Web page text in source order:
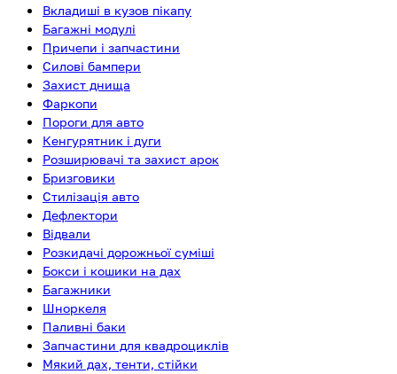
Вкладиші в кузов пікапу
Багажні модулі
Причепи і запчастини
Силові бампери
Захист днища
Фаркопи
Пороги для авто
Кенгурятник і дуги
Розширювачі та захист арок
Бризговики
Стилізація авто
Дефлектори
Відвали
Розкидачі дорожньої суміші
Бокси і кошики на дах
Багажники
Шноркеля
Паливні баки
Запчастини для квадроциклів
Мякий дах, тенти, стійки